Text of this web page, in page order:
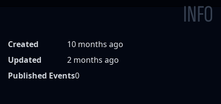
INFO
Created
10 months ago
Updated
2 months ago
Published Events0